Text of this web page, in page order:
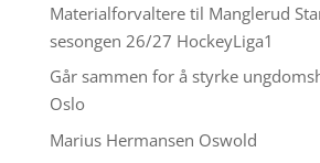
Materialforvaltere til Manglerud
sesongen 26/27 HockeyLiga1
Går sammen for å styrke
Oslo
Marius Hermansen Oswold